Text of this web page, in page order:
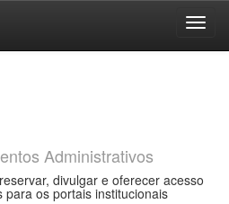
Administrativos
divulgar e oferecer acesso
os portais institucionais